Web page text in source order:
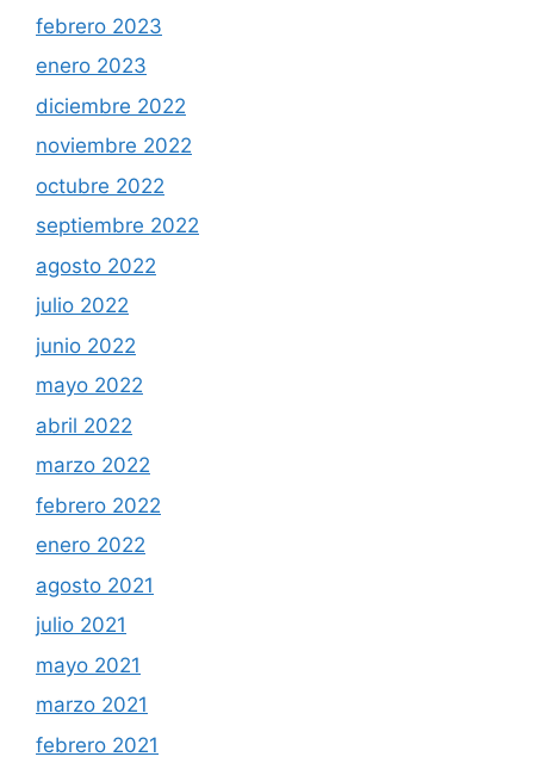
febrero 2023
enero 2023
diciembre 2022
noviembre 2022
octubre 2022
septiembre 2022
agosto 2022
julio 2022
junio 2022
mayo 2022
abril 2022
marzo 2022
febrero 2022
enero 2022
agosto 2021
julio 2021
mayo 2021
marzo 2021
febrero 2021